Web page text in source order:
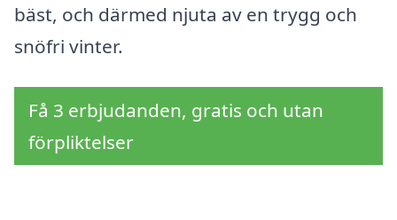
bäst, och därmed njuta av en trygg och
snöfri vinter.
Få 3 erbjudanden, gratis och utan
förpliktelser